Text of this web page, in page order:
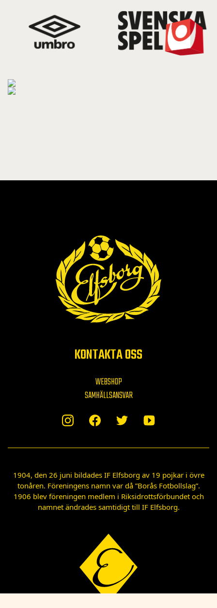
KONTAKTA OSS
WEBSHOP
SAMHÄLLSANSVAR
1904, den 26 juni bildades IF Elfsborg av 19 pojkar i övre
tonåren. Föreningens namn var då ”Borås Fotbollslag”.
1906 blev föreningen medlem i Riksidrottsförbundet och
namnet ändrades samtidigt till IF Elfsborg.